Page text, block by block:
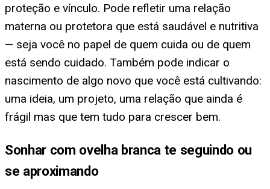
proteção e vínculo. Pode refletir uma relação
materna ou protetora que está saudável e nutritiva
— seja você no papel de quem cuida ou de quem
está sendo cuidado. Também pode indicar o
nascimento de algo novo que você está cultivando:
uma ideia, um projeto, uma relação que ainda é
frágil mas que tem tudo para crescer bem.
Sonhar com ovelha branca te seguindo ou
se aproximando